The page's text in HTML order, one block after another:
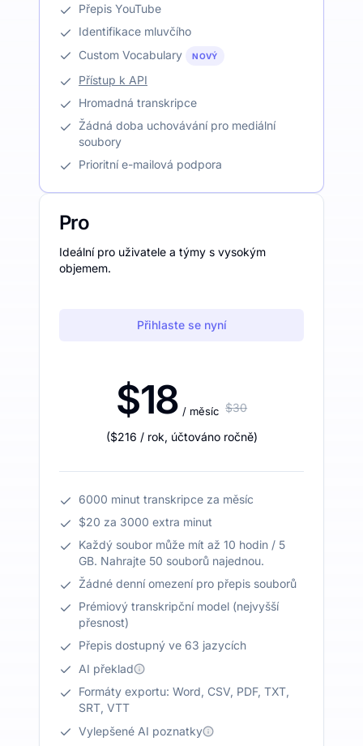
Přepis YouTube
Identifikace mluvčího
Custom Vocabulary
NOVÝ
Přístup k API
Hromadná transkripce
Žádná doba uchovávání pro mediální
soubory
Prioritní e-mailová podpora
Pro
Ideální pro uživatele a týmy s vysokým
objemem.
Přihlaste se nyní
$18 / měsíc $30
($216 / rok, účtováno ročně)
6000 minut transkripce za měsíc
$20 za 3000 extra minut
Každý soubor může mít až 10 hodin / 5
GB. Nahrajte 50 souborů najednou.
Žádné denní omezení pro přepis souborů
Prémiový transkripční model (nejvyšší
přesnost)
Přepis dostupný ve 63 jazycích
AI překlad
Formáty exportu: Word, CSV, PDF, TXT,
SRT, VTT
Vylepšené AI poznatky